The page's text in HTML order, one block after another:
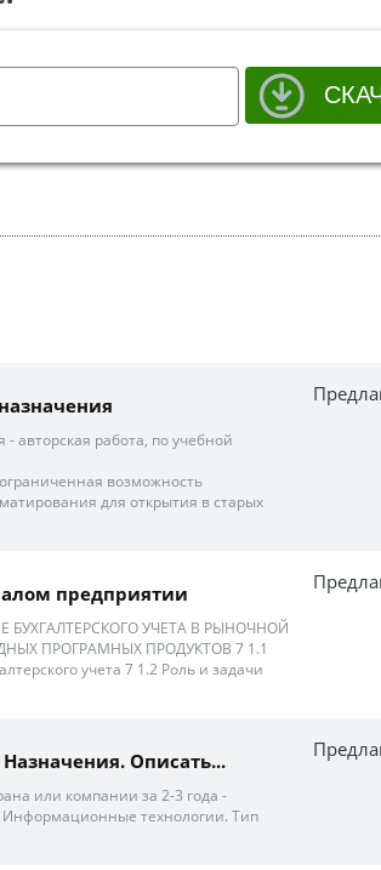
авторская работа, по учебной
возможность
для открытия в старых
предприятии
БУХГАЛТЕРСКОГО УЧЕТА В РЫНОЧНОЙ
ПРОГРАМНЫХ ПРОДУКТОВ 7 1.1
учета 7 1.2 Роль и задачи
Описать...
или компании за 2-3 года -
Информационные технологии. Тип